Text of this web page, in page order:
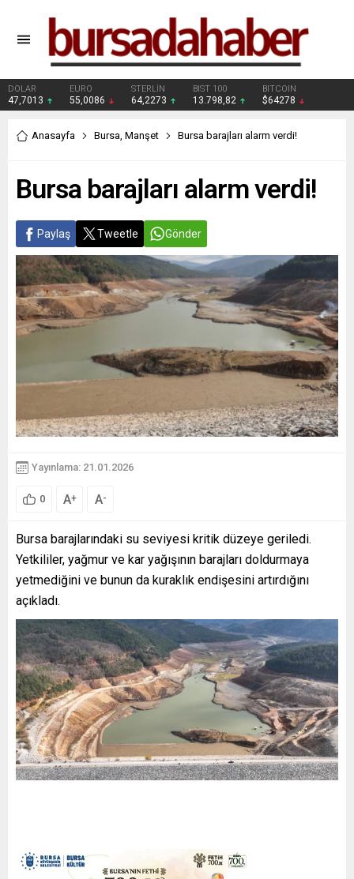
DOLAR
47,7013
EURO
55,0086
STERLİN
64,2273
BIST 100
13.798,82
BITCOIN
$64278
Anasayfa Bursa, Manşet Bursa barajları alarm verdi!
Bursa barajları alarm verdi!
Paylaş Tweetle Gönder
Yayınlama: 21.01.2026
0 A+ A-
Bursa barajlarındaki su seviyesi kritik düzeye geriledi.
Yetkililer, yağmur ve kar yağışının barajları doldurmaya
yetmediğini ve bunun da kuraklık endişesini artırdığını
açıkladı.